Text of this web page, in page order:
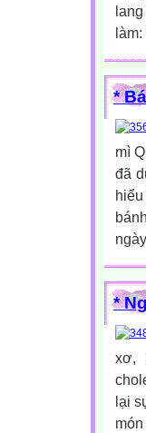
*
mì
đã
*
xơ,
lại